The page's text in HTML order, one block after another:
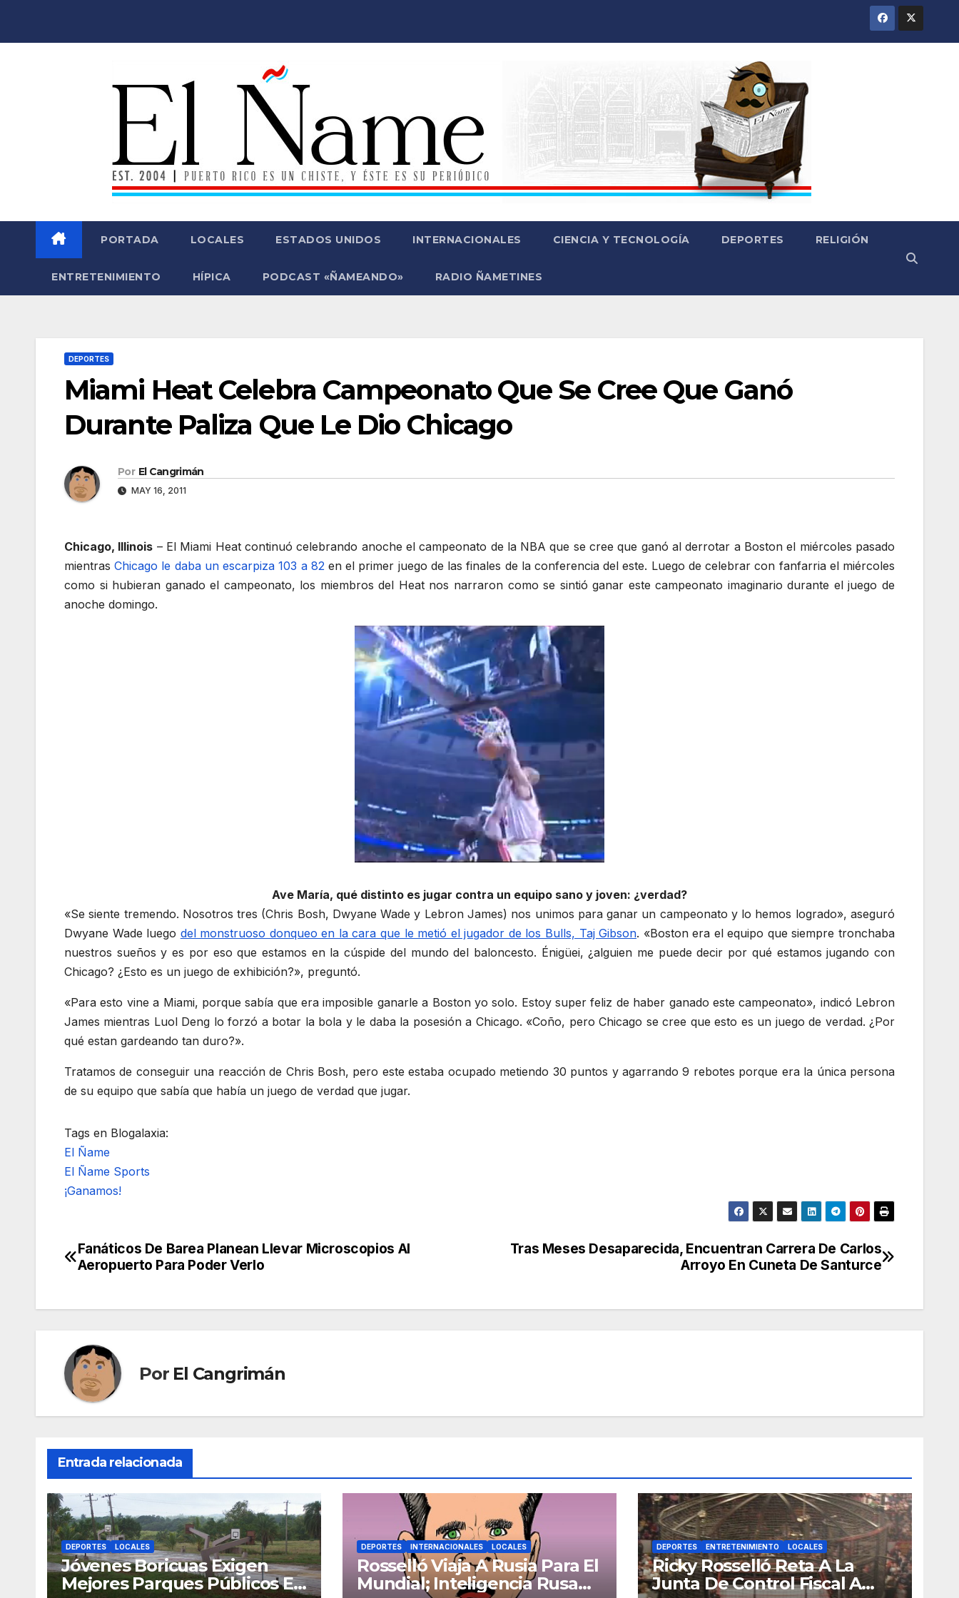
PORTADA LOCALES ESTADOS UNIDOS INTERNACIONALES CIENCIA Y TECNOLOGÍA DEPORTES RELIGIÓN
ENTRETENIMIENTO HÍPICA PODCAST «ÑAMEANDO» RADIO ÑAMETINES
DEPORTES
Miami Heat Celebra Campeonato Que Se Cree Que Ganó
Durante Paliza Que Le Dio Chicago
Por El Cangrimán
MAY 16, 2011
Chicago, Illinois – El Miami Heat continuó celebrando anoche el campeonato de la NBA que se cree que ganó al derrotar a Boston el miércoles pasado
mientrasChicago le daba un escarpiza 103 a 82en el primer juego de las finales de la conferencia del este. Luego de celebrar con fanfarria el miércoles
como si hubieran ganado el campeonato, los miembros del Heat nos narraron como se sintió ganar este campeonato imaginario durante el juego de
anoche domingo.
Ave María, qué distinto es jugar contra un equipo sano y joven: ¿verdad?
«Se siente tremendo. Nosotros tres (Chris Bosh, Dwyane Wade y Lebron James) nos unimos para ganar un campeonato y lo hemos logrado», aseguró
Dwyane Wade luego del monstruoso donqueo en la cara que le metió el jugador de los Bulls, Taj Gibson. «Boston era el equipo que siempre tronchaba
nuestros sueños y es por eso que estamos en la cúspide del mundo del baloncesto. Énigüei, ¿alguien me puede decir por qué estamos jugando con
Chicago? ¿Esto es un juego de exhibición?», preguntó.
«Para esto vine a Miami, porque sabía que era imposible ganarle a Boston yo solo. Estoy super feliz de haber ganado este campeonato», indicó Lebron
James mientras Luol Deng lo forzó a botar la bola y le daba la posesión a Chicago. «Coño, pero Chicago se cree que esto es un juego de verdad. ¿Por
qué estan gardeando tan duro?».
Tratamos de conseguir una reacción de Chris Bosh, pero este estaba ocupado metiendo 30 puntos y agarrando 9 rebotes porque era la única persona
de su equipo que sabía que había un juego de verdad que jugar.
Tags en Blogalaxia:
El Ñame
El Ñame Sports
¡Ganamos!
Navegación
entradas
Tras Meses Desaparecida, Encuentran Carrera De Carlos
Arroyo En Cuneta De Santurce
Fanáticos De Barea Planean Llevar Microscopios Al
Aeropuerto Para Poder Verlo
Por El Cangrimán
Entrada relacionada
DEPORTES LOCALES
Jóvenes Boricuas Exigen
Mejores Parques Públicos En
DEPORTES INTERNACIONALES LOCALES
Rosselló Viaja A Rusia Para El
Mundial; Inteligencia Rusa
DEPORTES ENTRETENIMIENTO LOCALES
Ricky Rosselló Reta A La
Junta De Control Fiscal A